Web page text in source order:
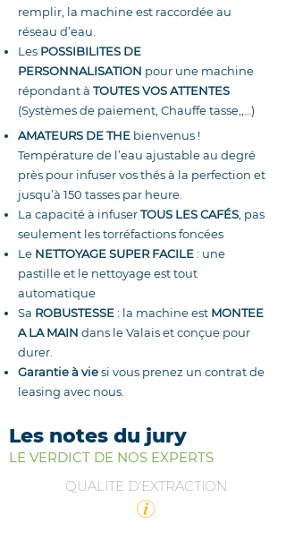
remplir, la machine est raccordée au
réseau d’eau.
Les POSSIBILITES DE
PERSONNALISATION pour une machine
répondant à TOUTES VOS ATTENTES
(Systèmes de paiement, Chauffe tasse,,…)
AMATEURS DE THE bienvenus !
Température de l’eau ajustable au degré
près pour infuser vos thés à la perfection et
jusqu’à 150 tasses par heure.
La capacité à infuserTOUS LES CAFÉS , pas
seulement les torréfactions foncées
Le NETTOYAGE SUPER FACILE: une
pastille et le nettoyage est tout
automatique
Sa ROBUSTESSE: la machine est MONTEE
A LA MAIN dans le Valais et conçue pour
durer.
Garantie à viesi vous prenez un contrat de
leasing avec nous.
Les notes du jury
LE VERDICT DE NOS EXPERTS
QUALITE D'EXTRACTION